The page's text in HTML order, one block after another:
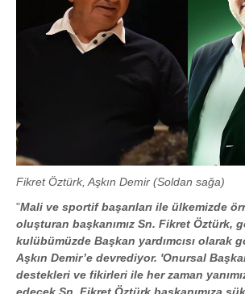
Fikret Öztürk, Aşkın Demir (Soldan sağa)
"Mali ve sportif başarıları ile ülkemizde
oluşturan başkanımız Sn. Fikret Öztürk,
kulübümüzde Başkan yardımcısı olarak
Aşkın Demir’e devrediyor. 'Onursal
destekleri ve fikirleri ile her zaman